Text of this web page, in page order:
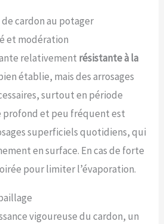
cardon au potager
et modération
relativement résistante à la
établie, mais des arrosages
surtout en période
profond et peu fréquent est
superficiels quotidiens, qui
en surface. En cas de forte
pour limiter l’évaporation.
vigoureuse du cardon, un